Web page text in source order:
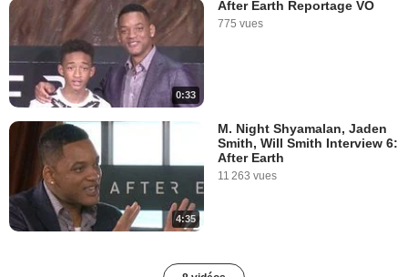
0:33
After Earth Reportage VO
775 vues
4:35
M. Night Shyamalan, Jaden
Smith, Will Smith Interview 6:
After Earth
11 263 vues